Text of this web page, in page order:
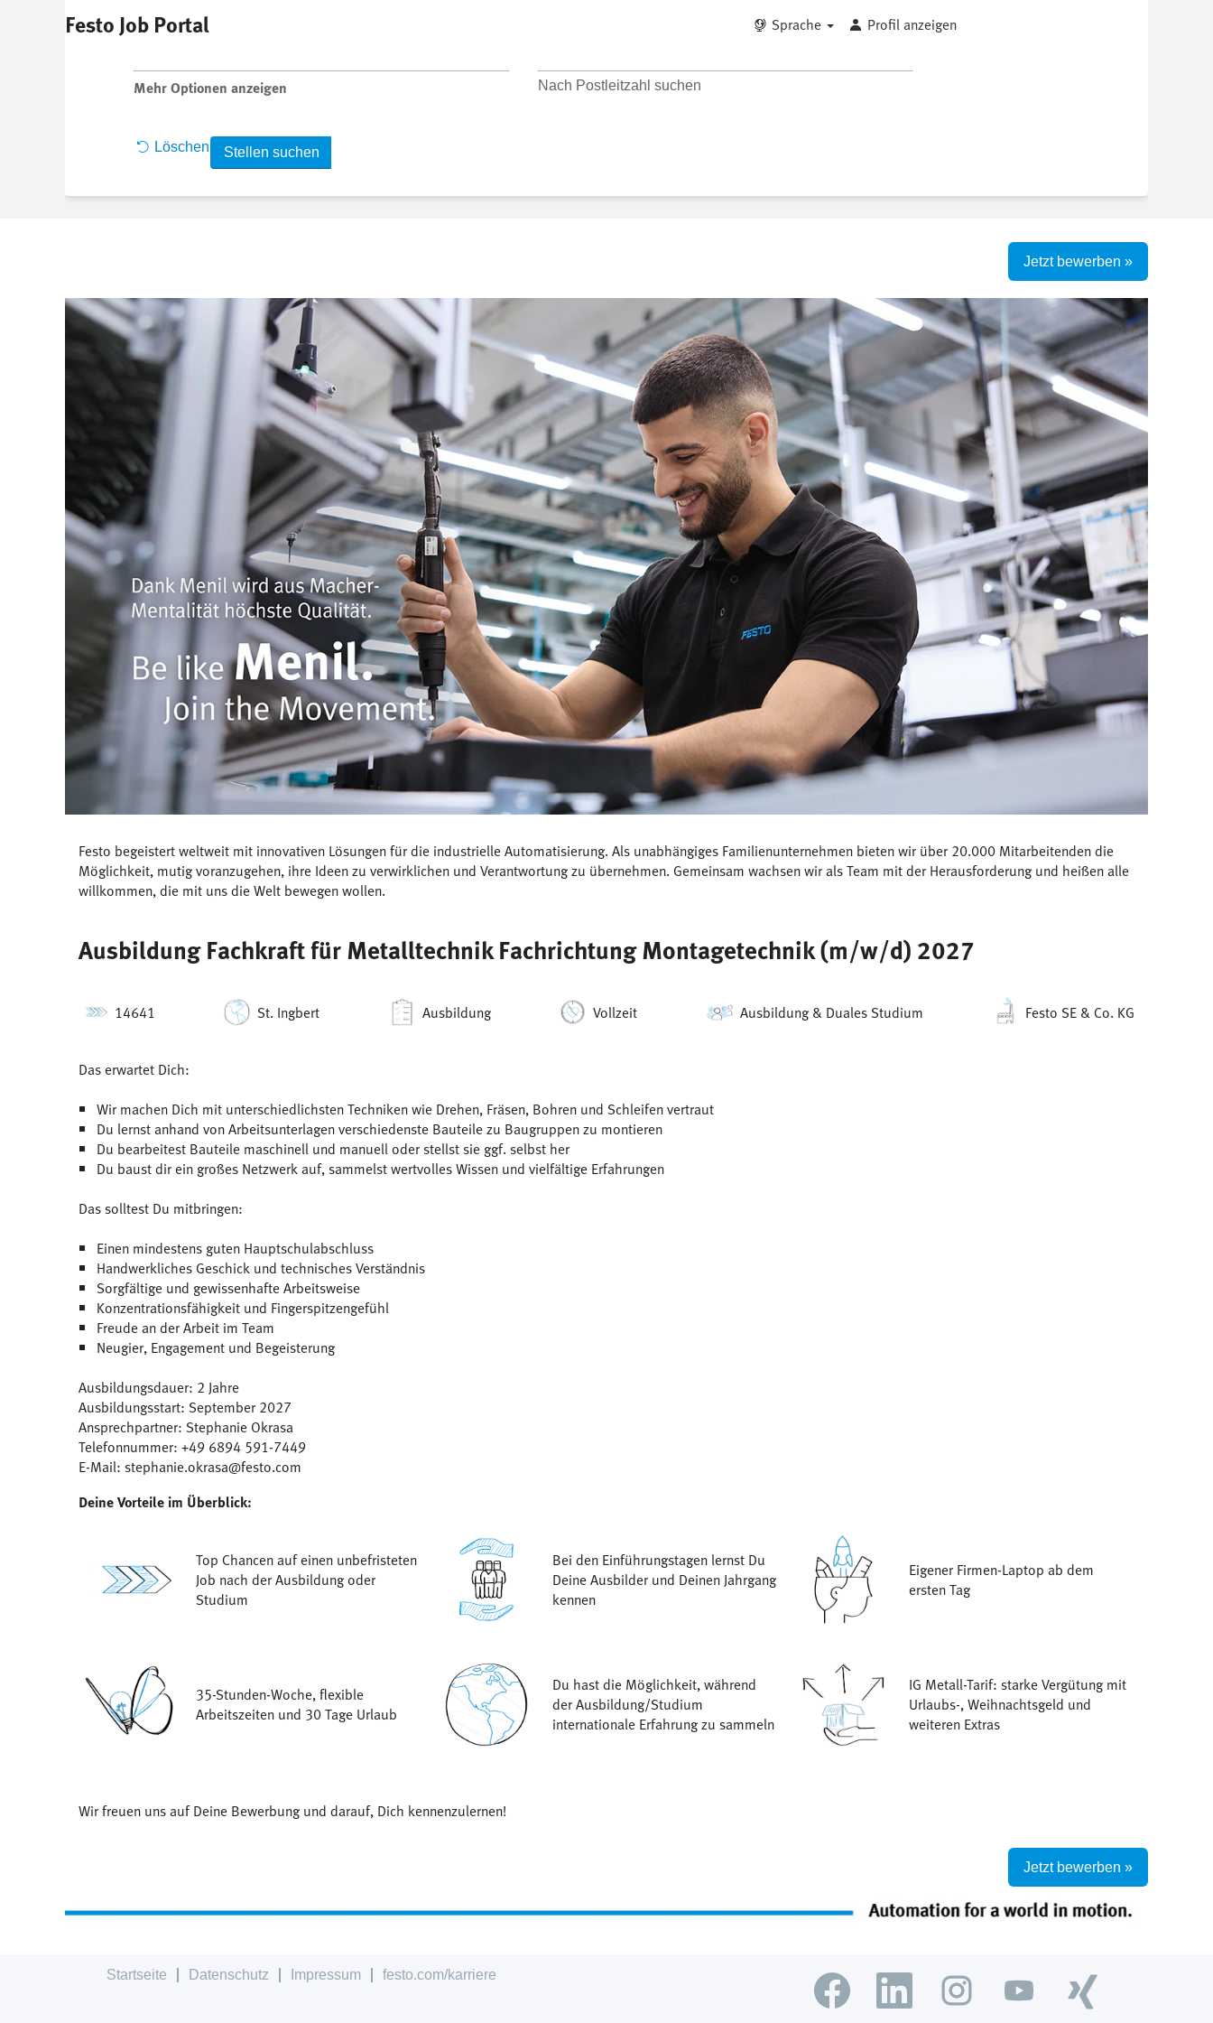
Festo Job Portal Sprache Profil anzeigen
Nach Stichwort suchen
Nach Postleitzahl suchen
Mehr Optionen anzeigen
Löschen
Jetzt bewerben »
Festo begeistert weltweit mit innovativen Lösungen für die industrielle Automatisierung. Als unabhängiges Familienunternehmen bieten wir über 20.000 Mitarbeitenden die
Möglichkeit, mutig voranzugehen, ihre Ideen zu verwirklichen und Verantwortung zu übernehmen. Gemeinsam wachsen wir als Team mit der Herausforderung und heißen alle
willkommen, die mit uns die Welt bewegen wollen.
Ausbildung Fachkraft für Metalltechnik Fachrichtung Montagetechnik (m/w/d) 2027
14641 St. Ingbert Ausbildung Vollzeit Ausbildung & Duales Studium Festo SE & Co. KG
Das erwartet Dich:
Wir machen Dich mit unterschiedlichsten Techniken wie Drehen, Fräsen, Bohren und Schleifen vertraut
Du lernst anhand von Arbeitsunterlagen verschiedenste Bauteile zu Baugruppen zu montieren
Du bearbeitest Bauteile maschinell und manuell oder stellst sie ggf. selbst her
Du baust dir ein großes Netzwerk auf, sammelst wertvolles Wissen und vielfältige Erfahrungen
Das solltest Du mitbringen:
Einen mindestens guten Hauptschulabschluss
Handwerkliches Geschick und technisches Verständnis
Sorgfältige und gewissenhafte Arbeitsweise
Konzentrationsfähigkeit und Fingerspitzengefühl
Freude an der Arbeit im Team
Neugier, Engagement und Begeisterung
Ausbildungsdauer: 2 Jahre
Ausbildungsstart: September 2027
Ansprechpartner: Stephanie Okrasa
Telefonnummer: +49 6894 591-7449
E-Mail: stephanie.okrasa@festo.com
Deine Vorteile im Überblick:
Top Chancen auf einen unbefristeten
Job nach der Ausbildung oder
Studium
Bei den Einführungstagen lernst Du
Deine Ausbilder und Deinen Jahrgang
kennen
Eigener Firmen-Laptop ab dem
ersten Tag
35-Stunden-Woche, flexible
Arbeitszeiten und 30 Tage Urlaub
Du hast die Möglichkeit, während
der Ausbildung/Studium
internationale Erfahrung zu sammeln
IG Metall-Tarif: starke Vergütung mit
Urlaubs-, Weihnachtsgeld und
weiteren Extras
Wir freuen uns auf Deine Bewerbung und darauf, Dich kennenzulernen!
Jetzt bewerben »
Startseite Datenschutz Impressum festo.com/karriere W W W